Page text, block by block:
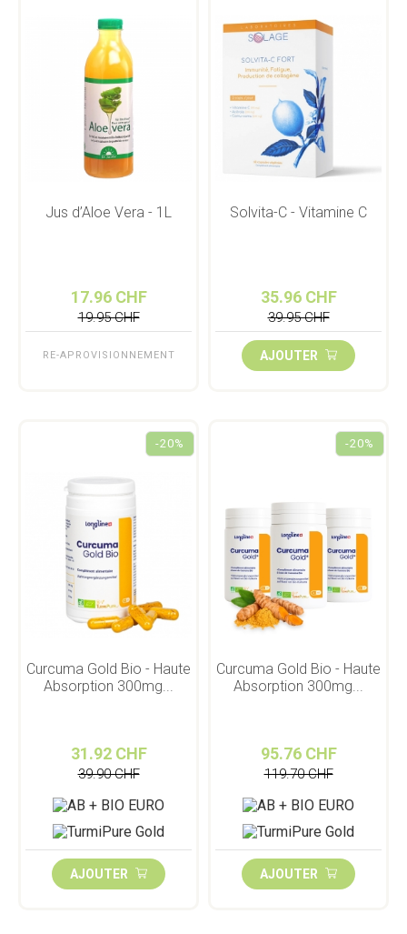
Jus d’Aloe Vera - 1L
17.96 CHF
19.95 CHF
RE-APROVISIONNEMENT
Solvita-C - Vitamine C
35.96 CHF
39.95 CHF
AJOUTER
-20%
Curcuma Gold Bio - Haute
Absorption 300mg...
31.92 CHF
39.90 CHF
AJOUTER
-20%
Curcuma Gold Bio - Haute
Absorption 300mg...
95.76 CHF
119.70 CHF
AJOUTER